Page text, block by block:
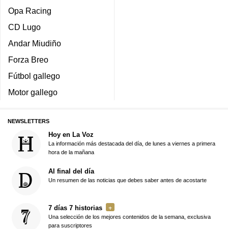
Opa Racing
CD Lugo
Andar Miudiño
Forza Breo
Fútbol gallego
Motor gallego
NEWSLETTERS
Hoy en La Voz
La información más destacada del día, de lunes a viernes a primera
hora de la mañana
Al final del día
Un resumen de las noticias que debes saber antes de acostarte
7 días 7 historias
Una selección de los mejores contenidos de la semana, exclusiva
para suscriptores